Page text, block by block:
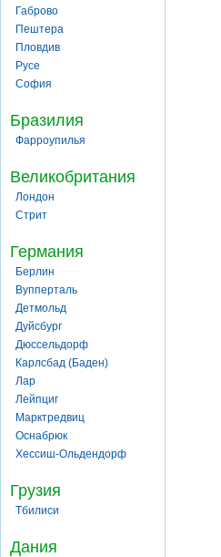
Габрово
Пештера
Пловдив
Русе
София
Бразилия
Фарроупилья
Великобритания
Лондон
Стрит
Германия
Берлин
Вупперталь
Детмольд
Дуйсбург
Дюссельдорф
Карлсбад (Баден)
Лар
Лейпциг
Марктредвиц
Оснабрюк
Хессиш-Ольдендорф
Грузия
Тбилиси
Дания